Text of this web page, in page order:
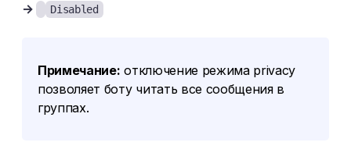
→ Disabled
Примечание: отключение режима privacy
позволяет боту читать все сообщения в
группах.